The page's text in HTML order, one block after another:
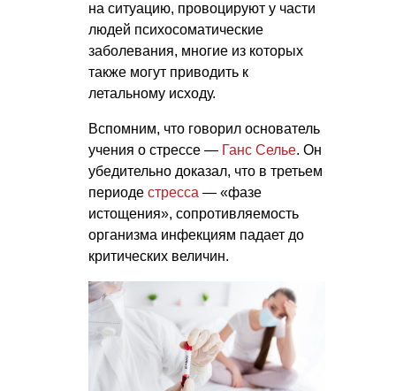
на ситуацию, провоцируют у части
людей психосоматические
заболевания, многие из которых
также могут приводить к
летальному исходу.
Вспомним, что говорил основатель
учения о стрессе — Ганс Селье. Он
убедительно доказал, что в третьем
периоде стресса — «фазе
истощения», сопротивляемость
организма инфекциям падает до
критических величин.